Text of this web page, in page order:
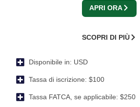
APRI ORA
SCOPRI DI PIÙ
Disponibile in: USD
Tassa di iscrizione: $100
Tassa FATCA, se applicabile: $250